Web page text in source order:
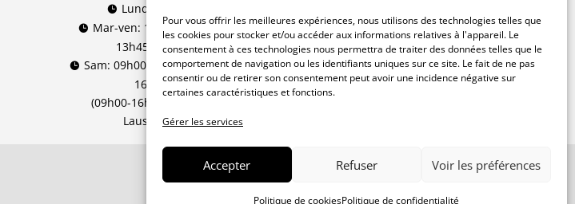
Pour vous offrir les meilleures expériences, nous utilisons des technologies telles que
les cookies pour stocker et/ou accéder aux informations relatives à l'appareil. Le
consentement à ces technologies nous permettra de traiter des données telles que le
comportement de navigation ou les identifiants uniques sur ce site. Le fait de ne pas
consentir ou de retirer son consentement peut avoir une incidence négative sur
certaines caractéristiques et fonctions.
Gérer les services
Accepter Refuser Voir les préférences
Politique de cookiesPolitique de confidentialité
 Lundi : Fermé
 Mar-ven: 10h00-12h00 |
13h45-18h30
 Sam: 09h00-12h00 | 13h45-
16h00
(09h00-16h00 non stop à
Lausanne)
© Armurie Lagardère – tous droits réservés | Un site